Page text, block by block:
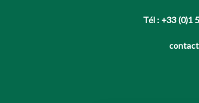
Tél : +33 (0)1